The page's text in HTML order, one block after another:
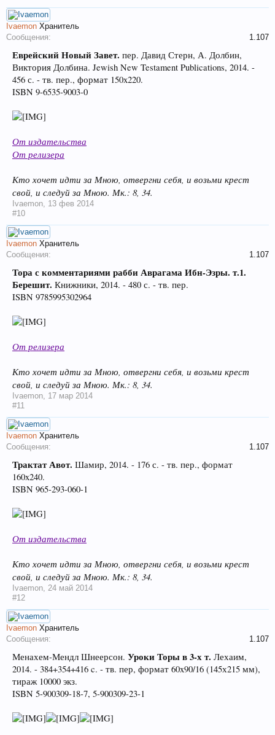
Ivaemon Хранитель
Сообщения:
1.107
Еврейский Новый Завет. пер. Давид Стерн, А. Долбин,
Виктория Долбина. Jewish New Testament Publications, 2014. -
456 с. - тв. пер., формат 150x220.
ISBN 9-6535-9003-0
От издательства
От релизера
Кто хочет идти за Мною, отвергни себя, и возьми крест
свой, и следуй за Мною. Мк.: 8, 34.
Ivaemon, 13 фев 2014
#10
Ivaemon Хранитель
Сообщения:
1.107
Тора с комментариями рабби Аврагама Ибн-Эзры. т.1.
Берешит. Книжники, 2014. - 480 с. - тв. пер.
ISBN 9785995302964
От релизера
Кто хочет идти за Мною, отвергни себя, и возьми крест
свой, и следуй за Мною. Мк.: 8, 34.
Ivaemon, 17 мар 2014
#11
Ivaemon Хранитель
Сообщения:
1.107
Трактат Авот. Шамир, 2014. - 176 с. - тв. пер., формат
160x240.
ISBN 965-293-060-1
От издательства
Кто хочет идти за Мною, отвергни себя, и возьми крест
свой, и следуй за Мною. Мк.: 8, 34.
Ivaemon, 24 май 2014
#12
Ivaemon Хранитель
Сообщения:
1.107
Менахем-Мендл Шнеерсон. Уроки Торы в 3-х т. Лехаим,
2014. - 384+354+416 c. - тв. пер, формат 60x90/16 (145х215 мм),
тираж 10000 экз.
ISBN 5-900309-18-7, 5-900309-23-1